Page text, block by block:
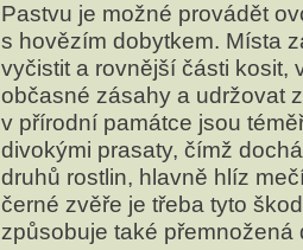
Pastvu je možné provádět
s hovězím dobytkem. Místa
vyčistit a rovnější části kosit,
občasné zásahy a udržovat
v přírodní památce jsou
divokými prasaty, čímž
druhů rostlin, hlavně hlíz
černé zvěře je třeba tyto
způsobuje také